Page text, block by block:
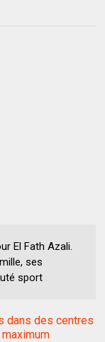
El Fath Azali.
ses
sport
dans des centres